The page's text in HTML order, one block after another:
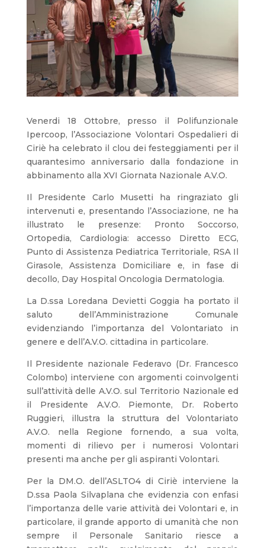
Venerdi 18 Ottobre, presso il Polifunzionale
Ipercoop, l’Associazione Volontari Ospedalieri di
Ciriè ha celebrato il clou dei festeggiamenti per il
quarantesimo anniversario dalla fondazione in
abbinamento alla XVI Giornata Nazionale A.V.O.
Il Presidente Carlo Musetti ha ringraziato gli
intervenuti e, presentando l’Associazione, ne ha
illustrato le presenze: Pronto Soccorso,
Ortopedia, Cardiologia: accesso Diretto ECG,
Punto di Assistenza Pediatrica Territoriale, RSA Il
Girasole, Assistenza Domiciliare e, in fase di
decollo, Day Hospital Oncologia Dermatologia.
La D.ssa Loredana Devietti Goggia ha portato il
saluto dell’Amministrazione Comunale
evidenziando l’importanza del Volontariato in
genere e dell’A.V.O. cittadina in particolare.
Il Presidente nazionale Federavo (Dr. Francesco
Colombo) interviene con argomenti coinvolgenti
sull’attività delle A.V.O. sul Territorio Nazionale ed
il Presidente A.V.O. Piemonte, Dr. Roberto
Ruggieri, illustra la struttura del Volontariato
A.V.O. nella Regione fornendo, a sua volta,
momenti di rilievo per i numerosi Volontari
presenti ma anche per gli aspiranti Volontari.
Per la DM.O. dell’ASLTO4 di Ciriè interviene la
D.ssa Paola Silvaplana che evidenzia con enfasi
l’importanza delle varie attività dei Volontari e, in
particolare, il grande apporto di umanità che non
sempre il Personale Sanitario riesce a